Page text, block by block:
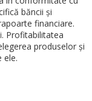
băncii și
financiare.
Profitabilitatea
produselor și
ele.